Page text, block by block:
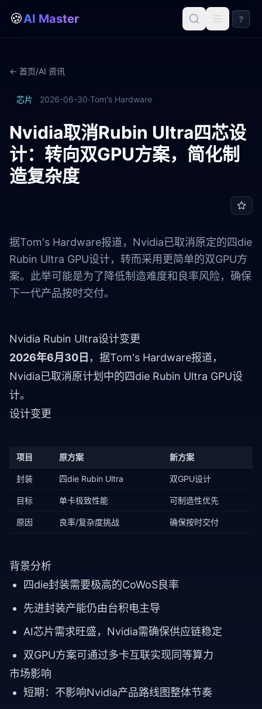
🍪AI Master ?
← 首页/AI 资讯
芯片 2026-06-30·Tom's Hardware
Nvidia取消Rubin Ultra四芯设
计：转向双GPU方案，简化制
造复杂度
据Tom's Hardware报道，Nvidia已取消原定的四die
Rubin Ultra GPU设计，转而采用更简单的双GPU方
案。此举可能是为了降低制造难度和良率风险，确保
下一代产品按时交付。
Nvidia Rubin Ultra设计变更
2026年6月30日 ，据Tom's Hardware报道，
Nvidia已取消原计划中的四die Rubin Ultra GPU设
计。
设计变更
项目 原方案 新方案
封装 四die Rubin Ultra 双GPU设计
目标 单卡极致性能 可制造性优先
原因 良率/复杂度挑战 确保按时交付
背景分析
四die封装需要极高的CoWoS良率
先进封装产能仍由台积电主导
AI芯片需求旺盛，Nvidia需确保供应链稳定
双GPU方案可通过多卡互联实现同等算力
市场影响
短期：不影响Nvidia产品路线图整体节奏